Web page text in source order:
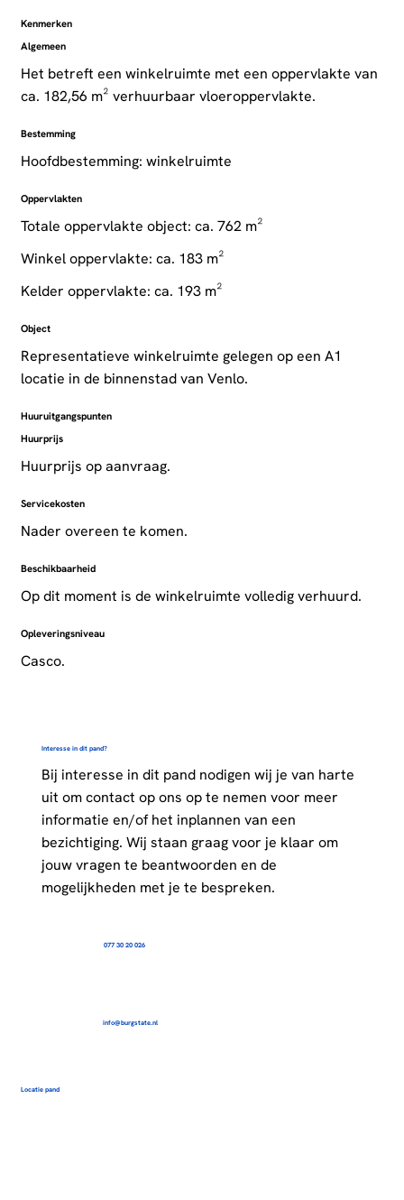
Kenmerken
Algemeen
Het betreft een winkelruimte met een oppervlakte van
ca. 182,56 m² verhuurbaar vloeroppervlakte.
Bestemming
Hoofdbestemming: winkelruimte
Oppervlakten
Totale oppervlakte object: ca. 762 m²
Winkel oppervlakte: ca. 183 m²
Kelder oppervlakte: ca. 193 m²
Object
Representatieve winkelruimte gelegen op een A1
locatie in de binnenstad van Venlo.
Huuruitgangspunten
Huurprijs
Huurprijs op aanvraag.
Servicekosten
Nader overeen te komen.
Beschikbaarheid
Op dit moment is de winkelruimte volledig verhuurd.
Opleveringsniveau
Casco.
Interesse in dit pand?
Bij interesse in dit pand nodigen wij je van harte
uit om contact op ons op te nemen voor meer
informatie en/of het inplannen van een
bezichtiging. Wij staan graag voor je klaar om
jouw vragen te beantwoorden en de
mogelijkheden met je te bespreken.
077 30 20 026
info@burgstate.nl
Locatie pand